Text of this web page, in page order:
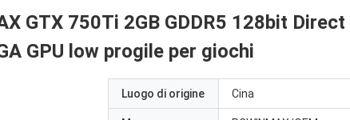
GTX 750Ti 2GB GDDR5 128bit
GPU low progile per giochi
Luogo di origine Cina